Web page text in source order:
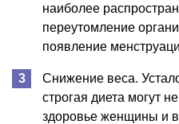
наиболее
переутомление
появление
Снижение веса.
строгая диета могут
здоровье женщины и